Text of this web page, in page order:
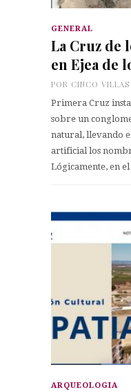
GENERAL
La Cruz de
en Ejea de
POR CINCO
Primera Cruz
sobre un
natural, llevando
artificial los
Lógicamente, en
ARQUEOLOGÍA